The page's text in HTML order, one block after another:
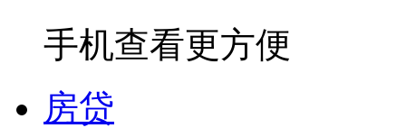
手机查看更方便
房贷